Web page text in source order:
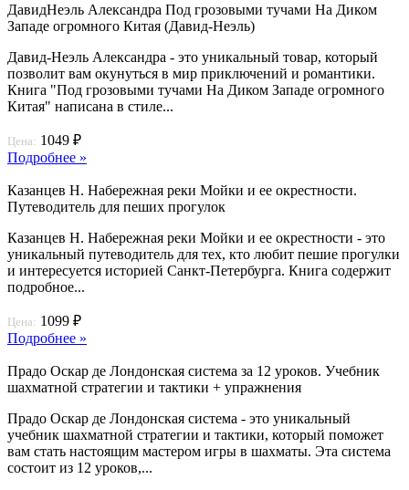
Давид­Неэль Александра Под грозовыми тучами На Диком
Западе огромного Китая (Давид-Неэль)
Давид-Неэль Александра - это уникальный товар, который
позволит вам окунуться в мир приключений и романтики.
Книга "Под грозовыми тучами На Диком Западе огромного
Китая" написана в стиле...
Цена: 1049 ₽
Подробнее »
Казанцев Н. Набережная реки Мойки и ее окрестности.
Путеводитель для пеших прогулок
Казанцев Н. Набережная реки Мойки и ее окрестности - это
уникальный путеводитель для тех, кто любит пешие прогулки
и интересуется историей Санкт-Петербурга. Книга содержит
подробное...
Цена: 1099 ₽
Подробнее »
Прадо Оскар де Лондонская система за 12 уроков. Учебник
шахматной стратегии и тактики + упражнения
Прадо Оскар де Лондонская система - это уникальный
учебник шахматной стратегии и тактики, который поможет
вам стать настоящим мастером игры в шахматы. Эта система
состоит из 12 уроков,...